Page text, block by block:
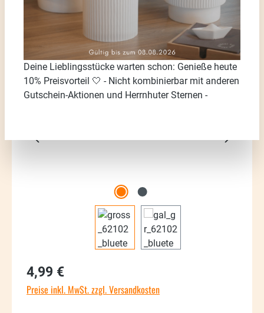
Bildergalerie überspringen
Regulärer Preis:
4,99 €
Preise inkl. MwSt. zzgl. Versandkosten
Deine Lieblingsstücke warten schon: Genieße heute
10% Preisvorteil 🤍 - Nicht kombinierbar mit anderen
Gutschein-Aktionen und Herrnhuter Sternen -